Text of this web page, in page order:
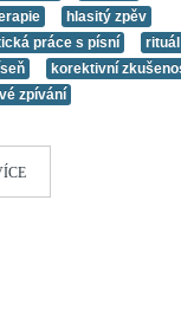
hlasitý zpěv
práce s písní
rituál
korektivní
zpívání